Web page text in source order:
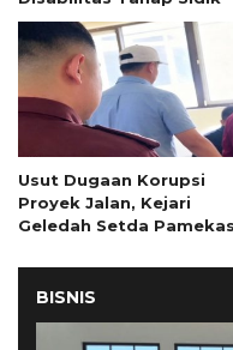
Usut Dugaan Korupsi
Proyek Jalan, Kejari
Geledah Setda
BISNIS